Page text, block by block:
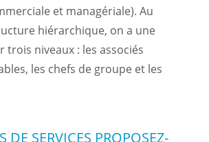
et managériale). Au
hiérarchique, on a une
niveaux : les associés
les chefs de groupe et les
DE SERVICES PROPOSEZ-